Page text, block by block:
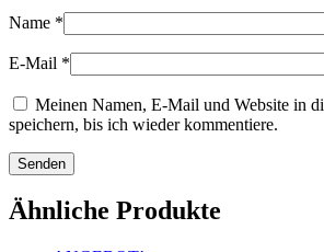
Name *
E-Mail *
Meinen Namen, E-Mail und Website in
speichern, bis ich wieder kommentiere.
Ähnliche Produkte